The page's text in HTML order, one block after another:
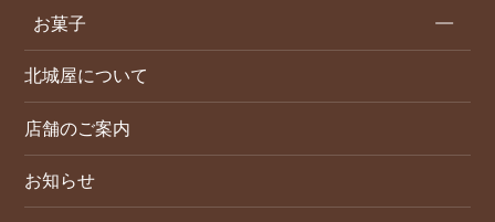
お菓子
北城屋について
店舗のご案内
お知らせ